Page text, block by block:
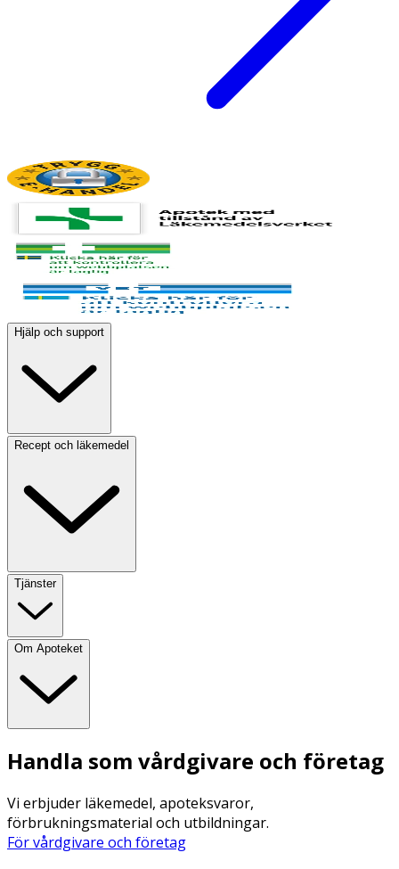
Hjälp och support
Recept och läkemedel
Tjänster
Om Apoteket
Handla som vårdgivare och företag
Vi erbjuder läkemedel, apoteksvaror,
förbrukningsmaterial och utbildningar.
För vårdgivare och företag